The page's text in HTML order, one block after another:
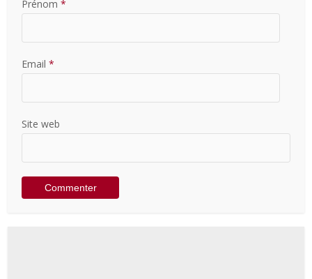
Prénom *
Email *
Site web